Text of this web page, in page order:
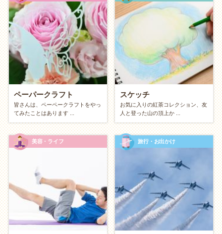
図書館は、無料で世界中の知識にアクセスできる最高
の場所です。普段読まないジャンルの本を乱読した
り、地域の歴史資料館を覗いたり。お金をかけずに得
た知識は、あなたの会話の引き出しを豊かにし、知的
な魅力を高めてくれます。
お金のかからない趣味の探し方
うちで楽しむ？ 外で楽しむ？（インドア vs
アウトドア）
【おうち派】工夫と没頭
家にあるものや無料コンテンツで楽しみたい方へ。
動画配信サイトやラジオアプリの活用
積読（つんどく）の消化・再読
ペーパークラフト
皆さんは、ペーペークラフトをやっ
てみたことはあります ...
スケッチ
お気に入りの紅茶コレクション、友
人と登った山の頂上か ...
美容・ライフ 旅行・お出かけ